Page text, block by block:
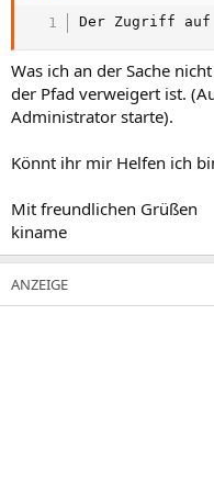
Der Zugriff auf
Was ich an der Sache
der Pfad verweigert ist.
Administrator starte).
Könnt ihr mir Helfen ich
Mit freundlichen Grüßen
kiname